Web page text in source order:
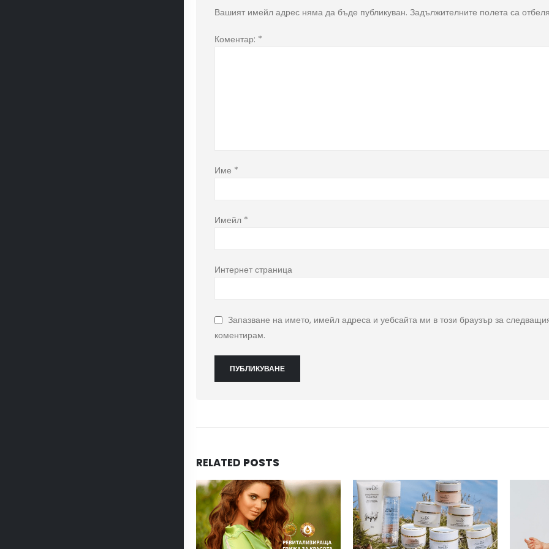
Вашият имейл адрес няма да бъде публикуван. Задължителните полета са
Коментар: *
Име *
Имейл *
Интернет страница
Запазване на името, имейл адреса и уебсайта ми в този браузър за
коментирам.
RELATED POSTS